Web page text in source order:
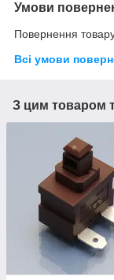
Умови
Повернення
Всі умови
З цим товаром